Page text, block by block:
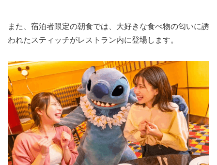
また、宿泊者限定の朝食では、大好きな食べ物の匂いに誘
われたスティッチがレストラン内に登場します。